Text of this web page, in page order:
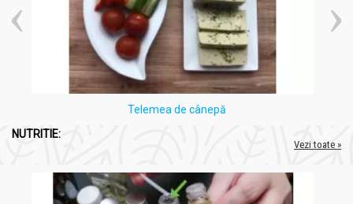
Telemea de cânepă
NUTRITIE:
Vezi toate »